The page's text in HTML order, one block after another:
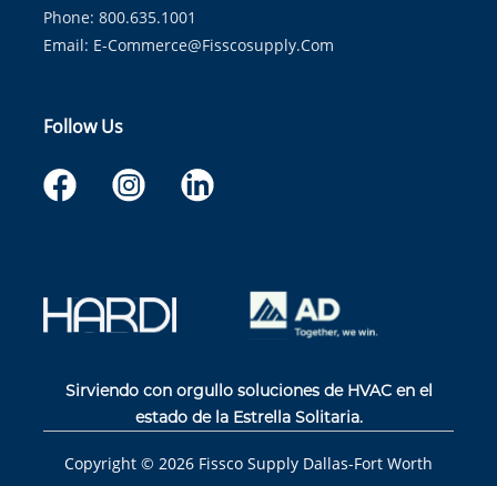
Phone: 800.635.1001
Email: E-Commerce@fisscosupply.com
Follow Us
Sirviendo con orgullo soluciones de HVAC en el
estado de la Estrella Solitaria.
Copyright © 2026 Fissco Supply Dallas-Fort Worth